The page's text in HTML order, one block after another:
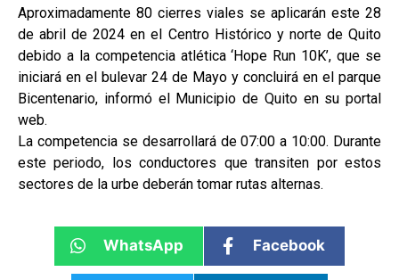
Aproximadamente 80 cierres viales se aplicarán este 28
de abril de 2024 en el Centro Histórico y norte de Quito
debido a la competencia atlética ‘Hope Run 10K’, que se
iniciará en el bulevar 24 de Mayo y concluirá en el parque
Bicentenario, informó el Municipio de Quito en su portal
web.
La competencia se desarrollará de 07:00 a 10:00. Durante
este periodo, los conductores que transiten por estos
sectores de la urbe deberán tomar rutas alternas.
WhatsApp Facebook